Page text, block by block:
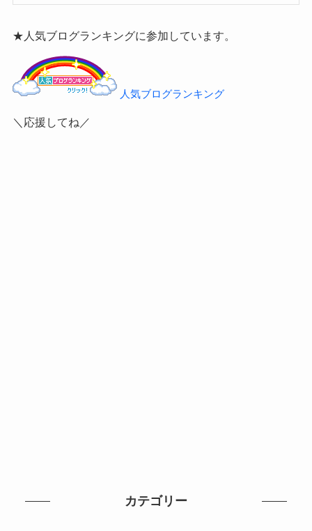
★人気ブログランキングに参加しています。
人気ブログランキング
＼応援してね／
カテゴリー